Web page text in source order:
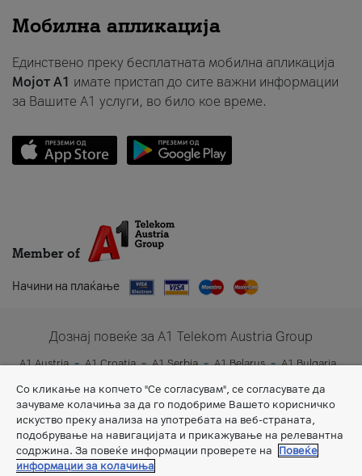
Мобилна апликација
Единствено преку бесплатната мобилна апликација
Мојот A1 имате пристап до сите важни информации
за Вашите A1 услуги, во било кое време.
Member of
Начини на плаќање
Дознај повеќе за A1 Telekom Austria Group
A1 Austria A1 Croatia A1 Serbia A1 Belarus
A1 Bulgaria
A1 Slovenia
A1 Digital
Со кликање на копчето "Се согласувам", се согласувате да
зачуваме колачиња за да го подобриме Вашето корисничко
искуство преку анализа на употребата на веб-страната,
подобрување на навигацијата и прикажување на релевантна
содржина. За повеќе информации проверете на
Повеќе
информации за колачиња